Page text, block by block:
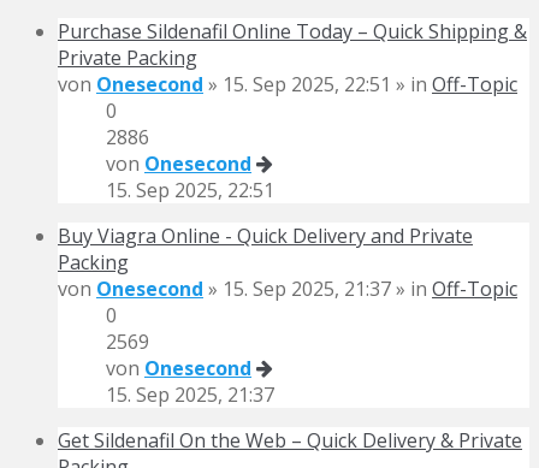
Purchase Sildenafil Online Today – Quick Shipping &
Private Packing
von Onesecond » 15. Sep 2025, 22:51 » in Off-Topic
0
2886
von Onesecond
15. Sep 2025, 22:51
Buy Viagra Online - Quick Delivery and Private
Packing
von Onesecond » 15. Sep 2025, 21:37 » in Off-Topic
0
2569
von Onesecond
15. Sep 2025, 21:37
Get Sildenafil On the Web – Quick Delivery & Private